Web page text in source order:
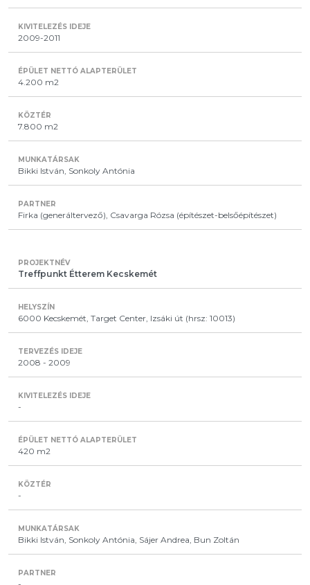
2009-2011
4.200 m2
7.800 m2
Bikki István, Sonkoly Antónia
Firka (generáltervező), Csavarga Rózsa (építészet-belsőépítészet)
Treffpunkt Étterem Kecskemét
6000 Kecskemét, Target Center, Izsáki út (hrsz: 10013)
2008 - 2009
-
420 m2
-
Bikki István, Sonkoly Antónia, Sájer Andrea, Bun Zoltán